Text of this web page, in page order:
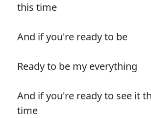
this time
And if you're ready to be
Ready to be my everything
And if you're ready to see it
time